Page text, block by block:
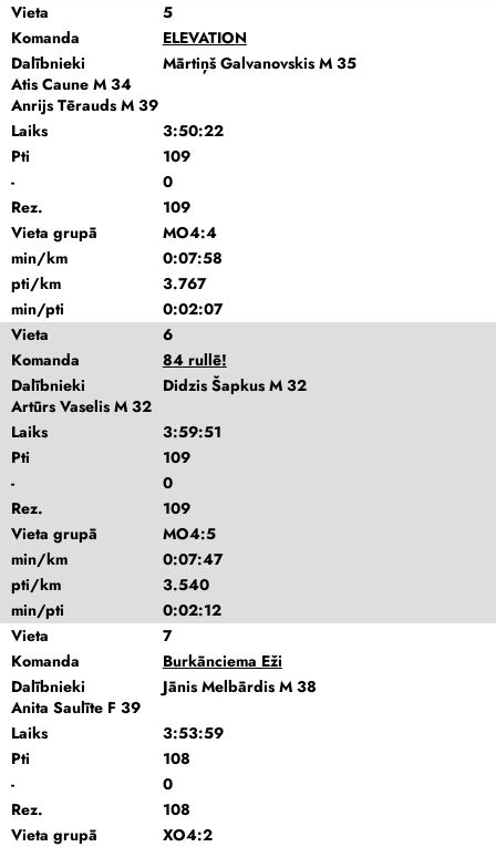
Vieta
5
Komanda
ELEVATION
Dalībnieki
Mārtiņš Galvanovskis M 35
Atis Caune M 34
Anrijs Tērauds M 39
Laiks
3:50:22
Pti
109
-
0
Rez.
109
Vieta grupā
MO4:4
min/km
0:07:58
pti/km
3.767
min/pti
0:02:07
Vieta
6
Komanda
84 rullē!
Dalībnieki
Didzis Šapkus M 32
Artūrs Vaselis M 32
Laiks
3:59:51
Pti
109
-
0
Rez.
109
Vieta grupā
MO4:5
min/km
0:07:47
pti/km
3.540
min/pti
0:02:12
Vieta
7
Komanda
Burkānciema Eži
Dalībnieki
Jānis Melbārdis M 38
Anita Saulīte F 39
Laiks
3:53:59
Pti
108
-
0
Rez.
108
Vieta grupā
XO4:2